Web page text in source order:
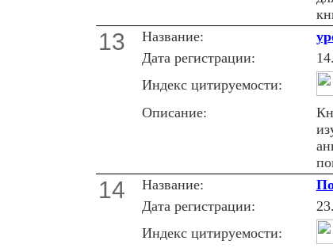
13 Название:
Дата регистрации:
Индекс цитируемости:
Описание:
14 Название:
Дата регистрации:
Индекс цитируемости: